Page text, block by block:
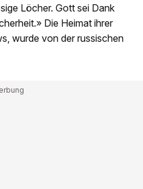
Löcher. Gott sei Dank
Die Heimat ihrer
wurde von der russischen